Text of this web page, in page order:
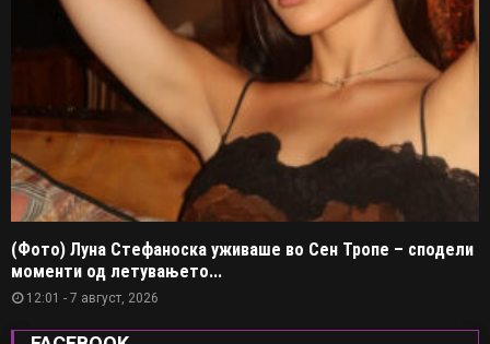
(Фото) Луна Стефаноска уживаше во Сен Тропе – сподели
моменти од летувањето...
12:01 - 7 август, 2026